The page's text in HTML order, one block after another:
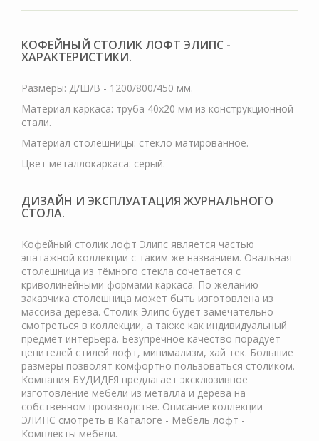
КОФЕЙНЫЙ СТОЛИК ЛОФТ ЭЛИПС -
ХАРАКТЕРИСТИКИ.
Размеры: Д/Ш/В - 1200/800/450 мм.
Материал каркаса: труба 40х20 мм из конструкционной
стали.
Материал столешницы: стекло матированное.
Цвет металлокаркаса: серый.
ДИЗАЙН И ЭКСПЛУАТАЦИЯ ЖУРНАЛЬНОГО
СТОЛА.
Кофейный столик лофт Элипс является частью
эпатажной коллекции с таким же названием. Овальная
столешница из тёмного стекла сочетается с
криволинейными формами каркаса. По желанию
заказчика столешница может быть изготовлена из
массива дерева. Столик Элипс будет замечательно
смотреться в коллекции, а также как индивидуальный
предмет интерьера. Безупречное качество порадует
ценителей стилей лофт, минимализм, хай тек. Большие
размеры позволят комфортно пользоваться столиком.
Компания БУДИДЕЯ предлагает эксклюзивное
изготовление мебели из металла и дерева на
собственном производстве. Описание коллекции
ЭЛИПС смотреть в Каталоге - Мебель лофт -
Комплекты мебели.